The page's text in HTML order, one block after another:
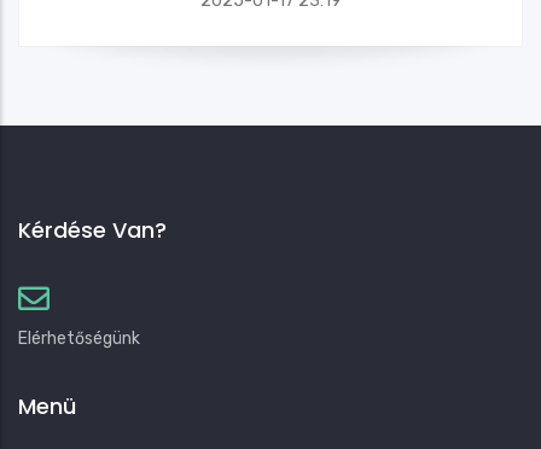
Kérdése Van?
Elérhetőségünk
Menü